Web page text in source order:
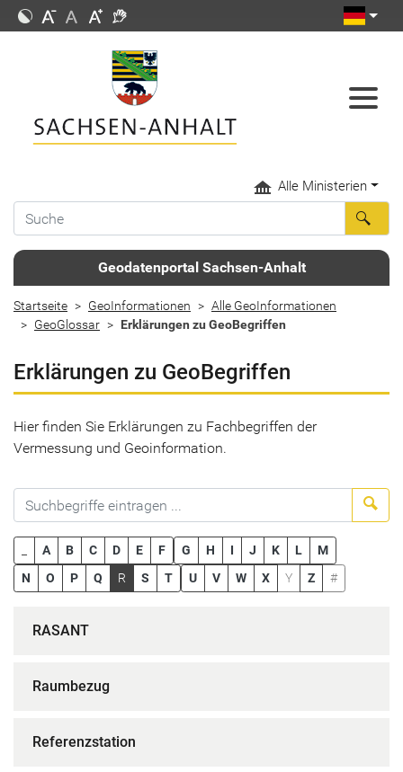
Alle Ministerien
Geodatenportal Sachsen-Anhalt
Startseite GeoInformationen
Alle GeoInformationen
GeoGlossar
Erklärungen zu GeoBegriffen
Erklärungen zu GeoBegriffen
Hier finden Sie Erklärungen zu Fachbegriffen der
Vermessung und Geoinformation.
A B C D E F G H I J K L
M
N
O P Q R S T U V W X Y Z #
RASANT
Raumbezug
Referenzstation